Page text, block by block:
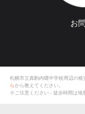
お
札幌市立真駒内曙中学校周辺の格
らから教えてください。
※ご注意ください - 徒歩時間は地